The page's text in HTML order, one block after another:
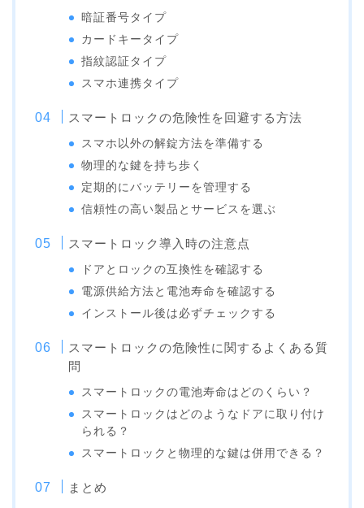
暗証番号タイプ
カードキータイプ
指紋認証タイプ
スマホ連携タイプ
スマートロックの危険性を回避する方法
スマホ以外の解錠方法を準備する
物理的な鍵を持ち歩く
定期的にバッテリーを管理する
信頼性の高い製品とサービスを選ぶ
スマートロック導入時の注意点
ドアとロックの互換性を確認する
電源供給方法と電池寿命を確認する
インストール後は必ずチェックする
スマートロックの危険性に関するよくある質
問
スマートロックの電池寿命はどのくらい？
スマートロックはどのようなドアに取り付け
られる？
スマートロックと物理的な鍵は併用できる？
まとめ